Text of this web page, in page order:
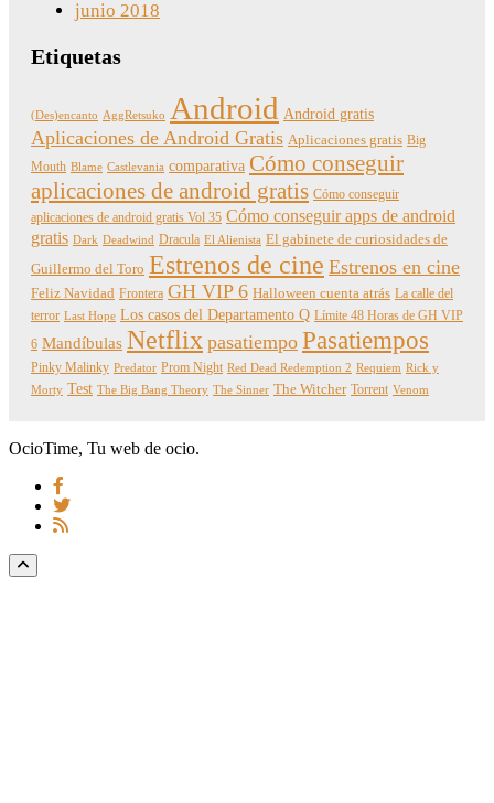
junio 2018
Etiquetas
(Des)encanto AggRetsuko Android Android gratis
Aplicaciones de Android Gratis Aplicaciones gratis Big
Mouth Blame Castlevania comparativa Cómo conseguir
aplicaciones de android gratis Cómo conseguir
aplicaciones de android gratis Vol 35 Cómo conseguir apps de android
gratis Dark Deadwind Dracula El Alienista El gabinete de curiosidades de
Guillermo del Toro Estrenos de cine Estrenos en cine
Feliz Navidad Frontera GH VIP 6 Halloween cuenta atrás La calle del
terror Last Hope Los casos del Departamento Q Límite 48 Horas de GH VIP
6 Mandíbulas Netflix pasatiempo Pasatiempos
Pinky Malinky Predator Prom Night Red Dead Redemption 2 Requiem Rick y
Morty Test The Big Bang Theory The Sinner The Witcher Torrent Venom
OcioTime, Tu web de ocio.